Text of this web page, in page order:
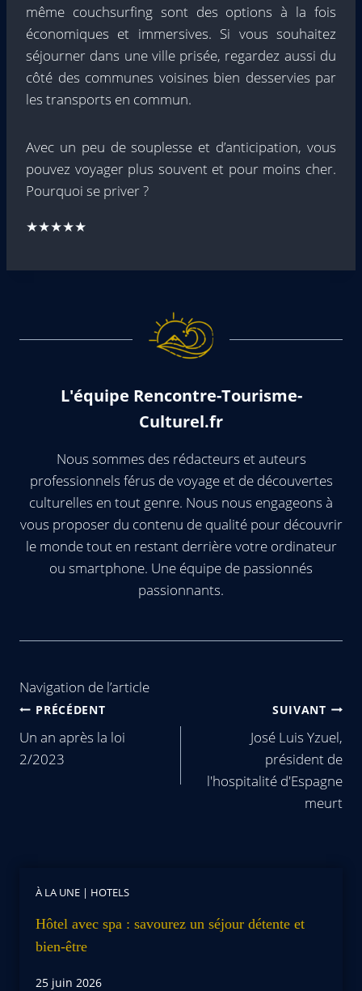
même couchsurfing sont des options à la fois
économiques et immersives. Si vous souhaitez
séjourner dans une ville prisée, regardez aussi du
côté des communes voisines bien desservies par
les transports en commun.
Avec un peu de souplesse et d’anticipation, vous
pouvez voyager plus souvent et pour moins cher.
Pourquoi se priver ?
★★★★★
L'équipe Rencontre-Tourisme-
Culturel.fr
Nous sommes des rédacteurs et auteurs
professionnels férus de voyage et de découvertes
culturelles en tout genre. Nous nous engageons à
vous proposer du contenu de qualité pour découvrir
le monde tout en restant derrière votre ordinateur
ou smartphone. Une équipe de passionnés
passionnants.
Navigation de l’article
PRÉCÉDENT
Un an après la loi
2/2023
SUIVANT
José Luis Yzuel,
président de
l'hospitalité d'Espagne
meurt
À LA UNE | HOTELS
Hôtel avec spa : savourez un séjour détente et
bien-être
25 juin 2026